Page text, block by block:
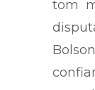
Deus
tom